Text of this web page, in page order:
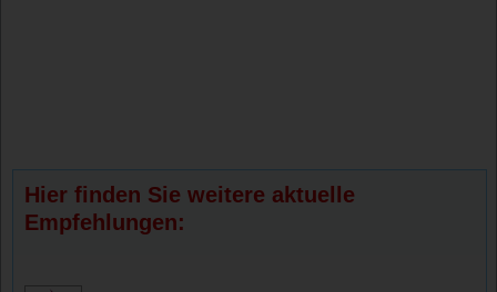
Hier finden Sie weitere aktuelle
Empfehlungen: